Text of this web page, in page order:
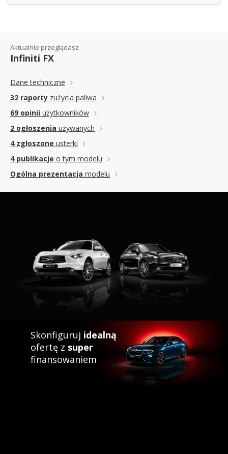
Aktualnie przeglądasz
Infiniti FX
Dane techniczne
32 raporty zużycia paliwa
69 opinii użytkowników
2 ogłoszenia używanych
4 zgłoszone usterki
4 publikacje o tym modelu
Ogólna prezentacja modelu
Skonfiguruj idealną
ofertę z super
finansowaniem